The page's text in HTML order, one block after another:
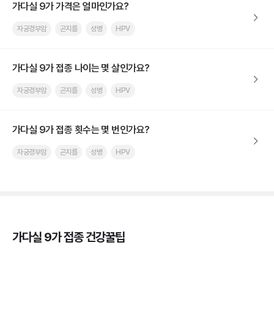
가다실 9가 가격은 얼마인가요?
자궁경부암 곤지름 성병 HPV
가다실 9가 접종 나이는 몇 살인가요?
자궁경부암 곤지름 성병 HPV
가다실 9가 접종 횟수는 몇 번인가요?
자궁경부암 곤지름 성병 HPV
가다실 9가 접종 건강꿀팁